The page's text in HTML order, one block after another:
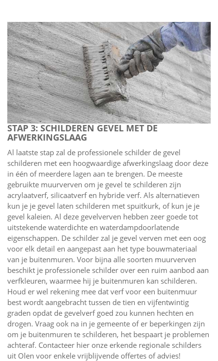
STAP 3: SCHILDEREN GEVEL MET DE
AFWERKINGSLAAG
Al laatste stap zal de professionele schilder de gevel
schilderen met een hoogwaardige afwerkingslaag door deze
in één of meerdere lagen aan te brengen. De meeste
gebruikte muurverven om je gevel te schilderen zijn
acrylaatverf, silicaatverf en hybride verf. Als alternatieven
kun je je gevel laten schilderen met spuitkurk, of kun je je
gevel kaleien. Al deze gevelverven hebben zeer goede tot
uitstekende waterdichte en waterdampdoorlatende
eigenschappen. De schilder zal je gevel verven met een oog
voor elk detail en aangepast aan het type bouwmateriaal
van je buitenmuren. Voor bijna alle soorten muurverven
beschikt je professionele schilder over een ruim aanbod aan
verfkleuren, waarmee hij je buitenmuren kan schilderen.
Houd er wel rekening mee dat verf voor een buitenmuur
best wordt aangebracht tussen de tien en vijfentwintig
graden opdat de gevelverf goed zou kunnen hechten en
drogen. Vraag ook na in je gemeente of er beperkingen zijn
om je buitenmuren te schilderen, het bespaart je problemen
achteraf. Contacteer hier onze erkende regionale schilders
uit Olen voor enkele vrijblijvende offertes of advies!